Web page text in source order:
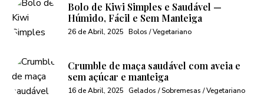
Bolo de Kiwi Simples e Saudável —
Húmido, Fácil e Sem Manteiga
26 de Abril, 2025 Bolos / Vegetariano
Crumble de maça saudável com aveia e
sem açúcar e manteiga
16 de Abril, 2025 Gelados / Sobremesas / Vegetariano